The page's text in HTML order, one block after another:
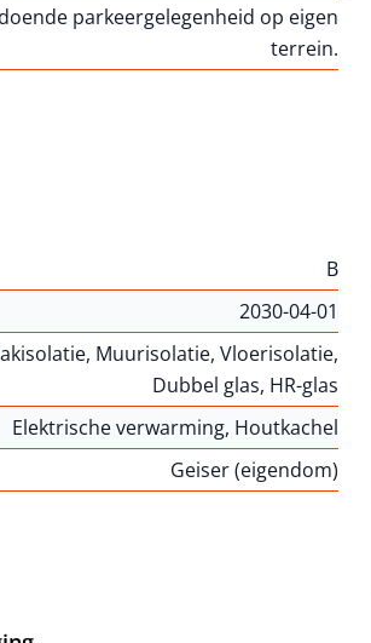
parkeergelegenheid op eigen
terrein.
B
2030-04-01
Muurisolatie, Vloerisolatie,
Dubbel glas, HR-glas
Elektrische verwarming, Houtkachel
Geiser (eigendom)